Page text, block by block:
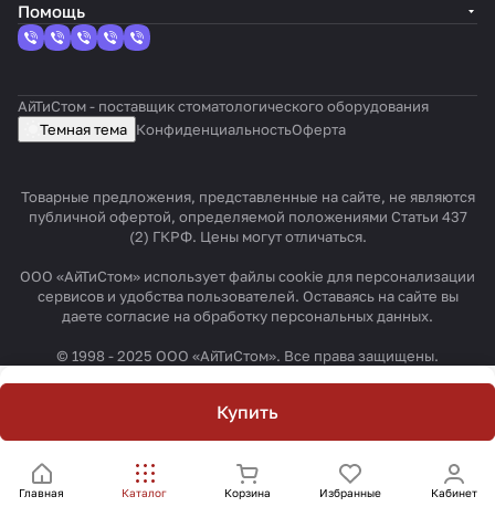
Купить
Главная Каталог Корзина Избранные Кабинет
Помощь
АйТиСтом - поставщик стоматологического оборудования
Темная тема КонфиденциальностьОферта
Товарные предложения, представленные на сайте, не являются
публичной офертой, определяемой положениями Статьи 437
(2) ГКРФ. Цены могут отличаться.
ООО «АйТиСтом» использует файлы cookie для персонализации
сервисов и удобства пользователей. Оставаясь на сайте вы
даете согласие на обработку персональных данных.
© 1998 - 2025 ООО «АйТиСтом». Все права защищены.